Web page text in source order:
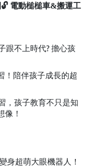
電動槌槌車&搬運工
跟不上時代? 擔心孩
！陪伴孩子成長的超
，孩子教育不只是知
像！
身超萌大眼機器人！